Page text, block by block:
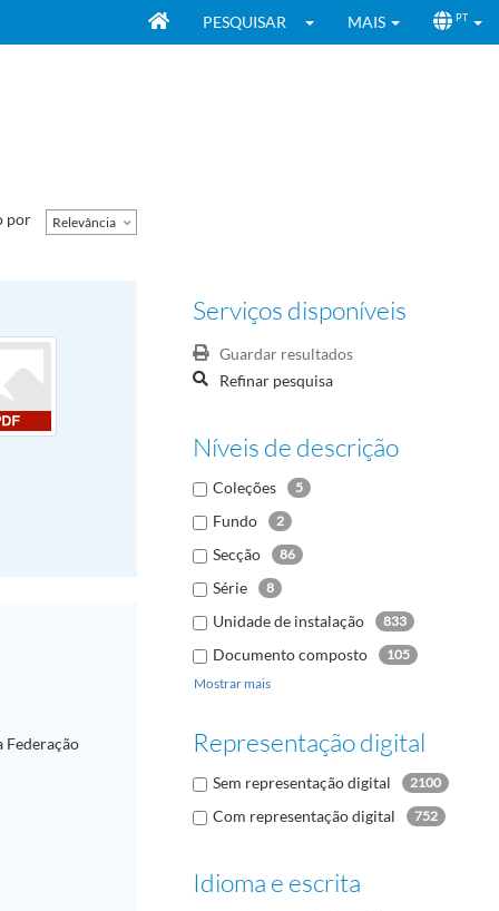
PESQUISAR MAIS PT
Serviços disponíveis
Guardar resultados
Refinar pesquisa
Níveis de descrição
Coleções 5
Fundo 2
Secção 86
Série 8
Unidade de instalação 833
Documento composto 105
Documento
Mostrar mais
Representação digital
Sem representação digital 2100
Com representação digital 752
Idioma e escrita
por Relevância
Federação